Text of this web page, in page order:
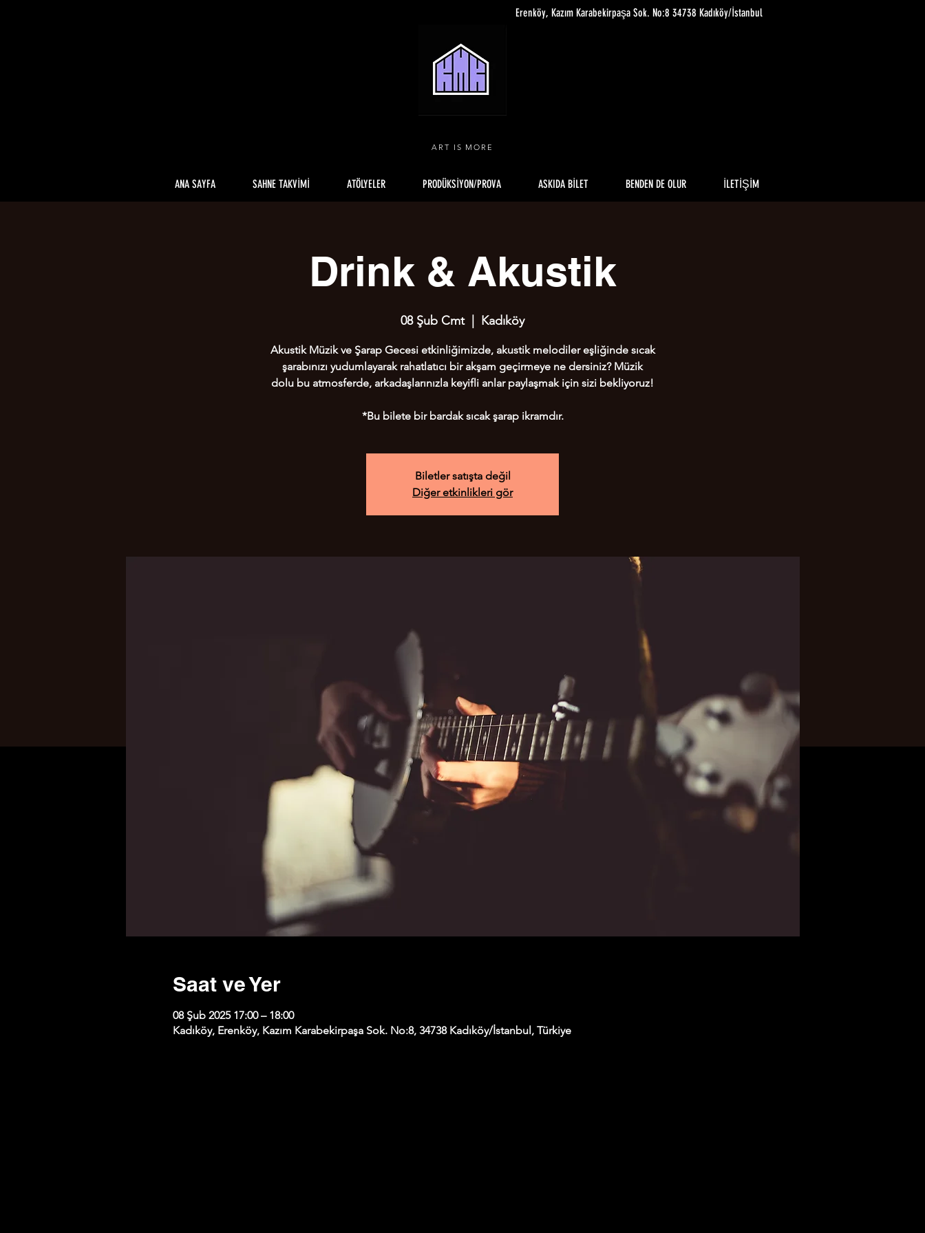
Erenköy, Kazım Karabekirpaşa Sok. No:8 34738 Kadıköy/İstanbul
ART IS MORE
ANA SAYFA SAHNE TAKVİMİ ATÖLYELER PRODÜKSİYON/PROVA ASKIDA BİLET BENDEN DE OLUR İLETİŞİM
Drink & Akustik
08 Şub Cmt
  |
Kadıköy
Akustik Müzik ve Şarap Gecesi etkinliğimizde, akustik melodiler eşliğinde sıcak
şarabınızı yudumlayarak rahatlatıcı bir akşam geçirmeye ne dersiniz? Müzik
dolu bu atmosferde, arkadaşlarınızla keyifli anlar paylaşmak için sizi bekliyoruz!
*Bu bilete bir bardak sıcak şarap ikramdır.
Biletler satışta değil
Diğer etkinlikleri gör
Saat ve Yer
08 Şub 2025 17:00 – 18:00
Kadıköy, Erenköy, Kazım Karabekirpaşa Sok. No:8, 34738 Kadıköy/İstanbul, Türkiye